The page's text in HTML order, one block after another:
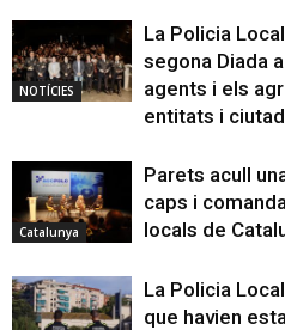
NOTÍCIES
La Policia
segona Diada
agents i els
entitats i
Catalunya
Parets acull
caps i
locals de
La Policia
que havien